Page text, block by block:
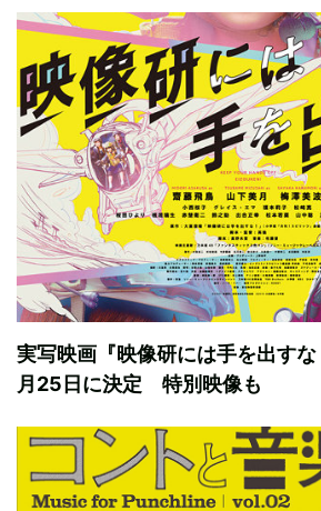
実写映画『映像研には手を出す
月25日に決定 特別映像も